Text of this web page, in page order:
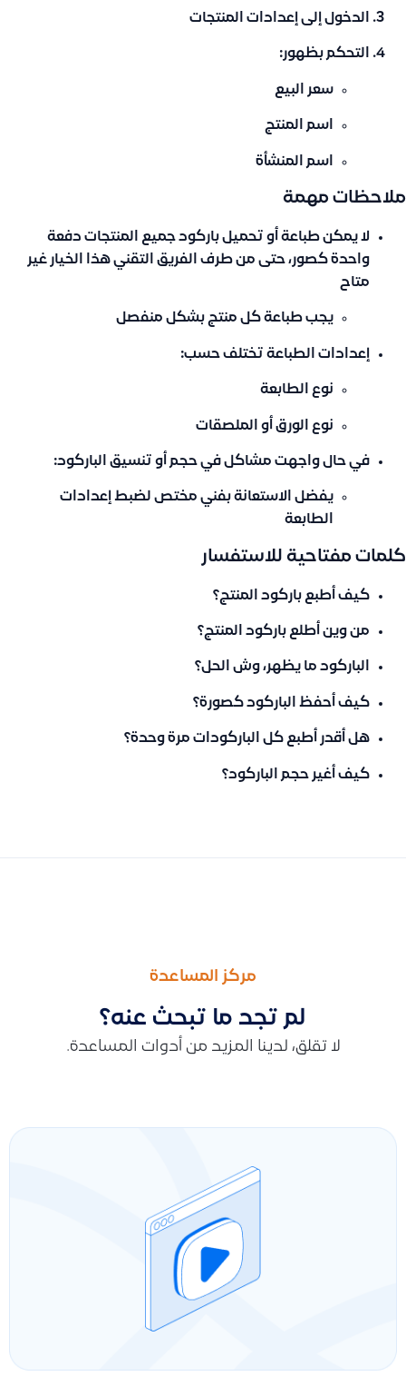
الدخول إلى إعدادات المنتجات
التحكم بظهور:
سعر البيع
اسم المنتج
اسم المنشأة
ملاحظات مهمة
لا يمكن طباعة أو تحميل باركود جميع المنتجات دفعة
واحدة كصور، حتى من طرف الفريق التقني هذا الخيار غير
متاح
يجب طباعة كل منتج بشكل منفصل
إعدادات الطباعة تختلف حسب:
نوع الطابعة
نوع الورق أو الملصقات
في حال واجهت مشاكل في حجم أو تنسيق الباركود:
يفضل الاستعانة بفني مختص لضبط إعدادات
الطابعة
كلمات مفتاحية للاستفسار
كيف أطبع باركود المنتج؟
من وين أطلع باركود المنتج؟
الباركود ما يظهر، وش الحل؟
كيف أحفظ الباركود كصورة؟
هل أقدر أطبع كل الباركودات مرة وحدة؟
كيف أغير حجم الباركود؟
مركز المساعدة
لم تجد ما تبحث عنه؟
لا تقلق، لدينا المزيد من أدوات المساعدة.